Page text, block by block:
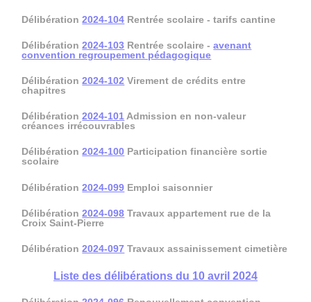
Délibération2024-104 Rentrée scolaire - tarifs cantine
Délibération2024-103 Rentrée scolaire -avenant
convention regroupement pédagogique
Délibération2024-102 Virement de crédits entre
chapitres
Délibération2024-101 Admission en non-valeur
créances irrécouvrables
Délibération2024-100 Participation financière sortie
scolaire
Délibération2024-099 Emploi saisonnier
Délibération2024-098 Travaux appartement rue de la
Croix Saint-Pierre
Délibération2024-097 Travaux assainissement cimetière
Liste des délibérations du 10 avril 2024